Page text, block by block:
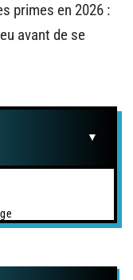
primes en 2026 :
avant de se